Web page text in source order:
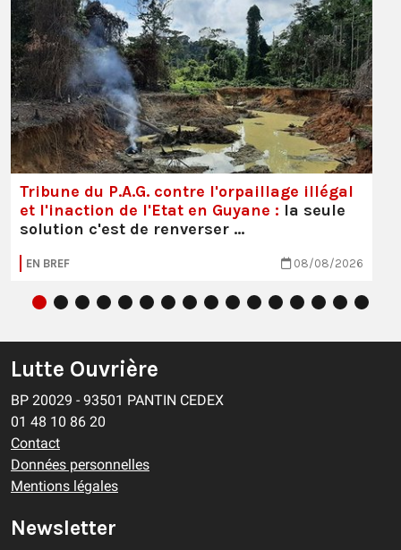
Tribune du P.A.G. contre l'orpaillage illégal
et l'inaction de l'Etat en Guyane : la seule
solution c'est de renverser …
EN BREF 08/08/2026
Lutte Ouvrière
BP 20029 - 93501 PANTIN CEDEX
01 48 10 86 20
Contact
Données personnelles
Mentions légales
Newsletter